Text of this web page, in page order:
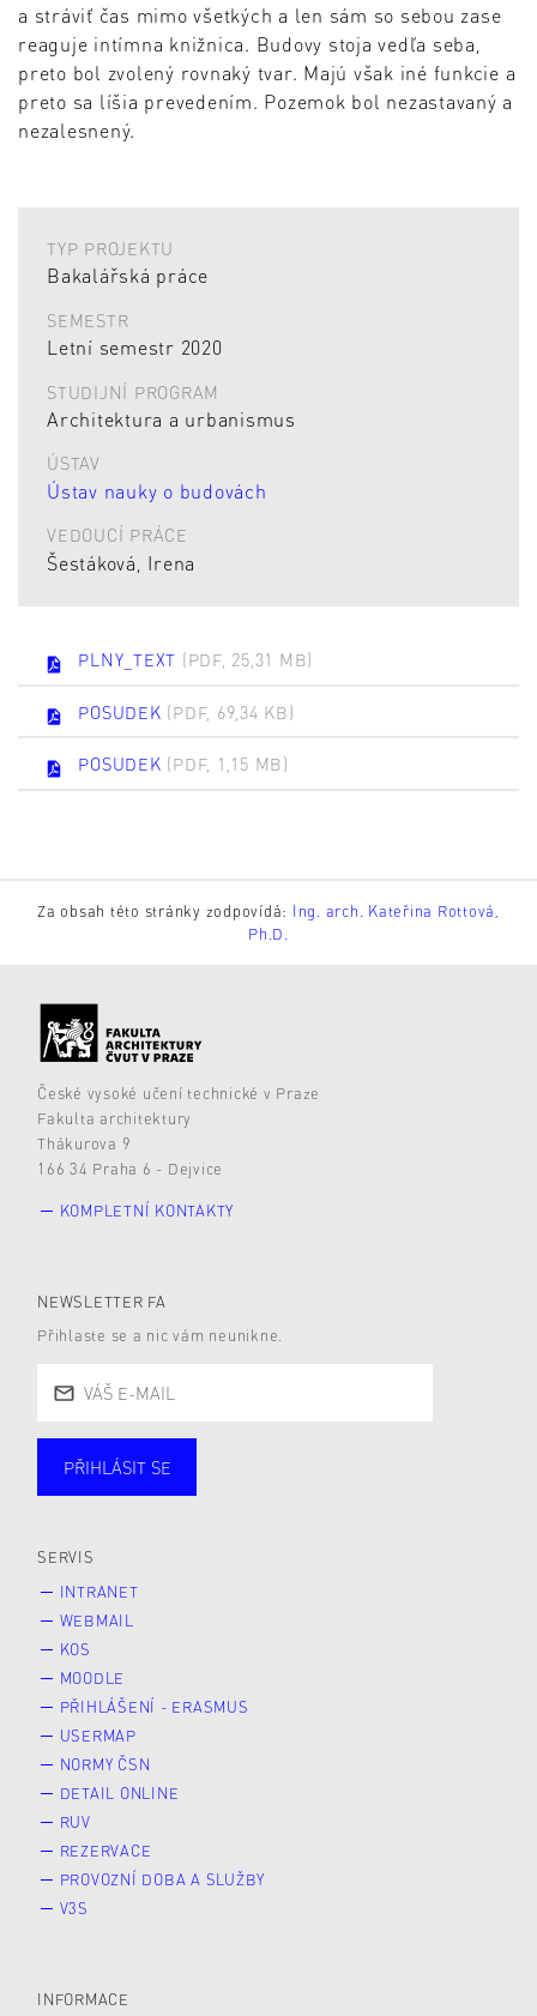
a stráviť čas mimo všetkých a len sám so sebou zase
reaguje intímna knižnica. Budovy stoja vedľa seba,
preto bol zvolený rovnaký tvar. Majú však iné funkcie a
preto sa líšia prevedením. Pozemok bol nezastavaný a
nezalesnený.
TYP PROJEKTU
Bakalářská práce
SEMESTR
Letní semestr 2020
STUDIJNÍ PROGRAM
Architektura a urbanismus
ÚSTAV
Ústav nauky o budovách
VEDOUCÍ PRÁCE
Šestáková, Irena
PLNY_TEXT (PDF, 25,31 MB)
POSUDEK (PDF, 69,34 KB)
POSUDEK (PDF, 1,15 MB)
Za obsah této stránky zodpovídá: Ing. arch. Kateřina Rottová,
Ph.D.
České vysoké učení technické v Praze
Fakulta architektury
Thákurova 9
166 34 Praha 6 - Dejvice
KOMPLETNÍ KONTAKTY
NEWSLETTER FA
Přihlaste se a nic vám neunikne.
PŘIHLÁSIT SE
SERVIS
INTRANET
WEBMAIL
KOS
MOODLE
PŘIHLÁŠENÍ - ERASMUS
USERMAP
NORMY ČSN
DETAIL ONLINE
RUV
REZERVACE
PROVOZNÍ DOBA A SLUŽBY
V3S
INFORMACE